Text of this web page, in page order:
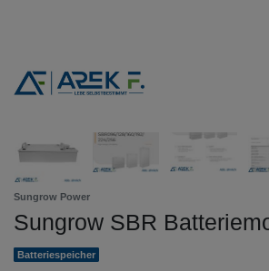
Sungrow Power
Sungrow SBR
Batteriespeicher